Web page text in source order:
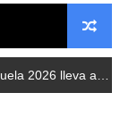
de
de
recreativas a Los Guaimaros